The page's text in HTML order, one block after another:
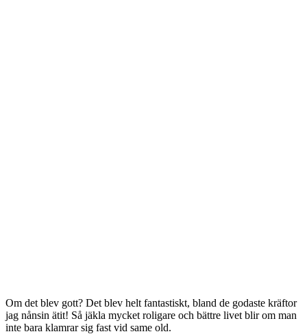
Om det blev gott? Det blev helt fantastiskt, bland de godaste kräftor
jag nånsin ätit! Så jäkla mycket roligare och bättre livet blir om man
inte bara klamrar sig fast vid same old.